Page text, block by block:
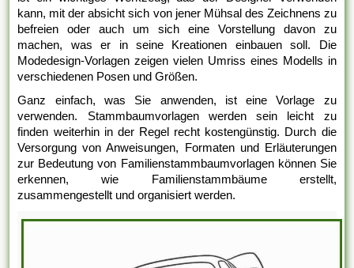
kann, mit der absicht sich von jener Mühsal des Zeichnens zu
befreien oder auch um sich eine Vorstellung davon zu
machen, was er in seine Kreationen einbauen soll. Die
Modedesign-Vorlagen zeigen vielen Umriss eines Modells in
verschiedenen Posen und Größen.
Ganz einfach, was Sie anwenden, ist eine Vorlage zu
verwenden. Stammbaumvorlagen werden sein leicht zu
finden weiterhin in der Regel recht kostengünstig. Durch die
Versorgung von Anweisungen, Formaten und Erläuterungen
zur Bedeutung von Familienstammbaumvorlagen können Sie
erkennen, wie Familienstammbäume erstellt,
zusammengestellt und organisiert werden.